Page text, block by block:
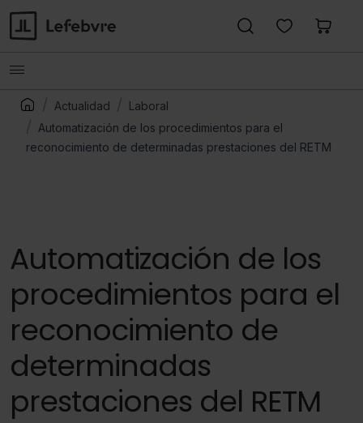
Actualidad
Laboral
Automatización de los procedimientos para el
reconocimiento de determinadas prestaciones del RETM
Automatización de los
procedimientos para el
reconocimiento de
determinadas
prestaciones del RETM